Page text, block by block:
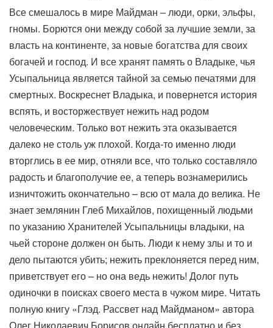
Все смешалось в мире Майдман – люди, орки, эльфы,
гномы. Борются они между собой за лучшие земли, за
власть на континенте, за новые богатства для своих
богачей и господ. И все хранят память о Владыке, чья
Усыпальница является тайной за семью печатями для
смертных. Воскреснет Владыка, и повернется история
вспять, и восторжествует нежить над родом
человеческим. Только вот нежить эта оказывается
далеко не столь уж плохой. Когда-то именно люди
вторглись в ее мир, отняли все, что только составляло
радость и благополучие ее, а теперь вознамерились
изничтожить окончательно – всю от мала до велика. Не
знает землянин Глеб Михайлов, похищенный людьми
по указанию Хранителей Усыпальницы владыки, на
чьей стороне должен он быть. Люди к нему злы и то и
дело пытаются убить; нежить преклоняется перед ним,
приветствует его – но она ведь нежить! Долог путь
одиночки в поисках своего места в чужом мире. Читать
полную книгу «Глэд. Рассвет над Майдманом» автора
Олег Николаевич Борисов онлайн бесплатно и без